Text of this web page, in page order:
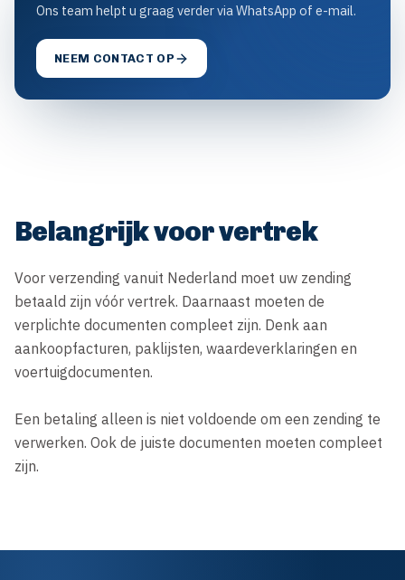
Ons team helpt u graag verder via WhatsApp of e-mail.
NEEM CONTACT OP
Belangrijk voor vertrek
Voor verzending vanuit Nederland moet uw zending
betaald zijn vóór vertrek. Daarnaast moeten de
verplichte documenten compleet zijn. Denk aan
aankoopfacturen, paklijsten, waardeverklaringen en
voertuigdocumenten.
Een betaling alleen is niet voldoende om een zending te
verwerken. Ook de juiste documenten moeten compleet
zijn.